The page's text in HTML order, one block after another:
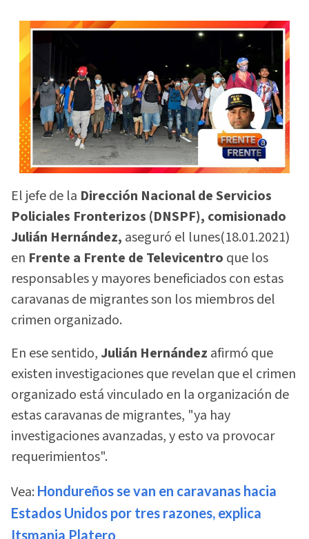
El jefe de la Dirección Nacional de Servicios
Policiales Fronterizos (DNSPF), comisionado
Julián Hernández, aseguró el lunes(18.01.2021)
en Frente a Frente de Televicentro que los
responsables y mayores beneficiados con estas
caravanas de migrantes son los miembros del
crimen organizado.
En ese sentido,Julián Hernández afirmó que
existen investigaciones que revelan que el crimen
organizado está vinculado en la organización de
estas caravanas de migrantes, "ya hay
investigaciones avanzadas, y esto va provocar
requerimientos".
Vea: Hondureños se van en caravanas hacia
Estados Unidos por tres razones, explica
Itsmania Platero